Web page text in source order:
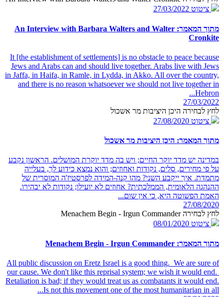
ציטוט 27/03/2022
מתוך המאמר: An Interview with Barbara Walters and Walter
Cronkite
It [the establishment of settlements] is no obstacle to peace because
Jews and Arabs can and should live together. Arabs live with Jews
in Jaffa, in Haifa, in Ramle, in Lydda, in Akko. All over the country,
and there is no reason whatsoever we should not live together in
Hebron...
27/03/2022
לחץ לבחירה היכן היציבות מר אשכול
ציטוט 27/08/2020
מתוך המאמר: היכן היציבות מר אשכול
במדינה יש מדד יוקר החיים; ויש בה מדד יוקרת המושלים. הראשון נקבע
על פי מחירים, סלים, נקודות ואחוזים; והוא נמצא כידוע לך, בעלייה
מתמדת. איך ייקבע השני? מהו קנה-המידה לפרסטיז'ה המוסרית של
ההנהגה הלאומית, הממלכתית? אחוזים לא יועילו; נקודות לא יבהירו.
האמת הפשוטה היא, כי אין שום...
27/08/2020
לחץ לבחירה Menachem Begin - Irgun Commander
ציטוט 08/01/2020
מתוך המאמר: Menachem Begin - Irgun Commander
All public discussion on Eretz Israel is a good thing. We are sure of
our cause. We don't like this reprisal system; we wish it would end.
Retaliation is bad; if they would treat us as combatants it would end.
Is not this movement one of the most humanitarian in all...